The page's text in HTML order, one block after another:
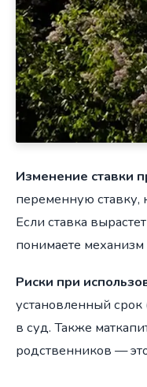
Изменение ставки
переменную ставку,
Если ставка
понимаете механизм
Риски при
установленный
в суд. Также
родственников —